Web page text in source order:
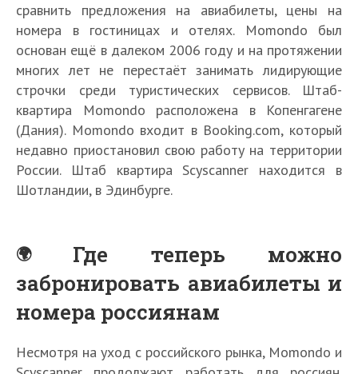
сравнить предложения на авиабилеты, цены на
номера в гостиницах и отелях. Momondo был
основан ещё в далеком 2006 году и на протяжении
многих лет не перестаёт занимать лидирующие
строчки среди туристических сервисов. Штаб-
квартира Momondo расположена в Копенгагене
(Дания). Momondo входит в Booking.com, который
недавно приостановил свою работу на территории
России. Штаб квартира Scyscanner находится в
Шотландии, в Эдинбурге.
Где теперь можно
забронировать авиабилеты и
номера россиянам
Несмотря на уход с российского рынка, Momondo и